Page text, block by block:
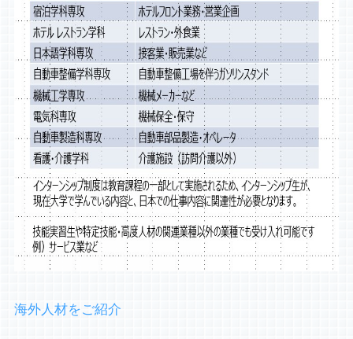
海外人材をご紹介